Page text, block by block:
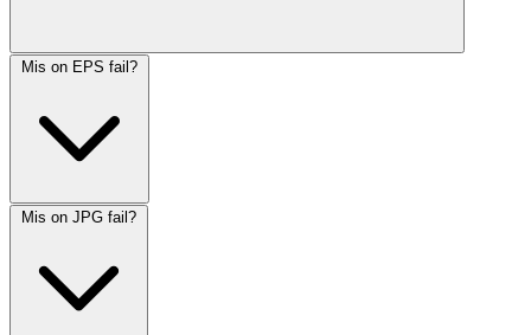
Mis on EPS fail?
Mis on JPG fail?